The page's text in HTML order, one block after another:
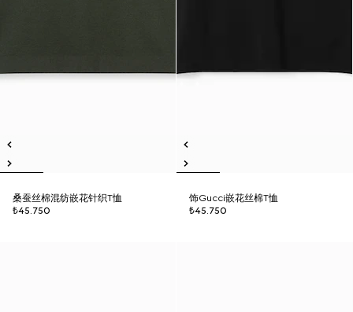
桑蚕丝棉混纺嵌花针织T恤
₺45.750
饰Gucci嵌花丝棉T恤
₺45.750